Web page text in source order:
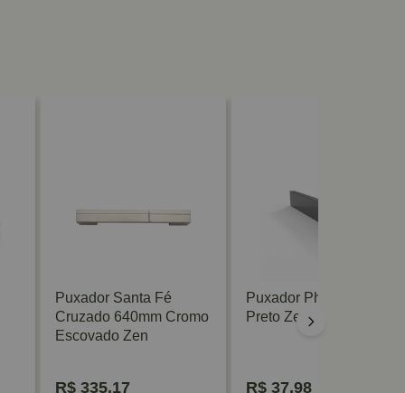
Puxador Santa Fé
Cruzado 640mm Cromo
Escovado Zen
R$ 335,17
Puxador Phenix 64mm
Preto Zen
R$ 37,98